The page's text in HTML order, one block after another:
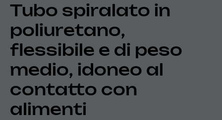
Tubo spiralato in
poliuretano,
flessibile e di peso
medio, idoneo al
contatto con
alimenti